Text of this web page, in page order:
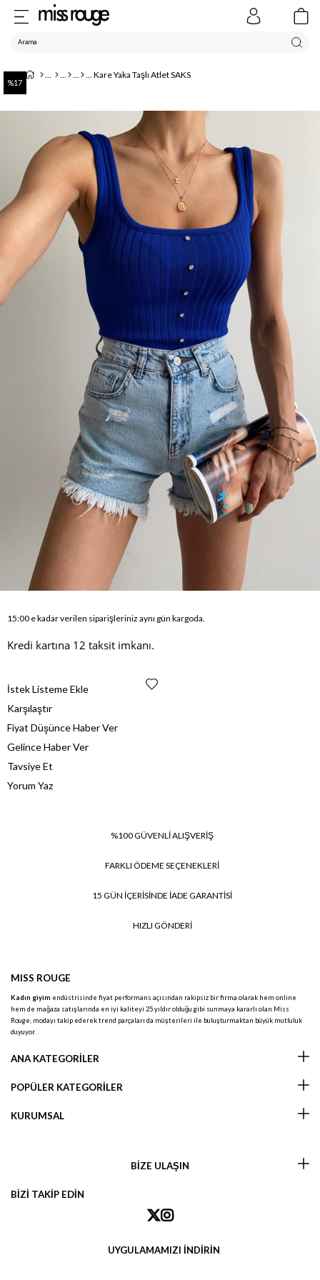
Kare Yaka Taşlı Atlet SAKS
17
15:00 e kadar verilen siparişleriniz aynı gün kargoda.
Kredi kartına 12 taksit imkanı.
İstek Listeme Ekle
Karşılaştır
Fiyat Düşünce Haber Ver
Gelince Haber Ver
Tavsiye Et
Yorum Yaz
%100 GÜVENLİ ALIŞVERİŞ
FARKLI ÖDEME SEÇENEKLERİ
15 GÜN İÇERİSİNDE İADE GARANTİSİ
HIZLI GÖNDERİ
MISS ROUGE
Kadın giyim endüstrisinde fiyat performans açısından rakipsiz bir firma olarak hem online
hem de mağaza satışlarında en iyi kaliteyi 25 yıldır olduğu gibi sunmaya kararlı olan Miss
Rouge, modayı takip ederek trend parçaları da müşterileri ile buluşturmaktan büyük mutluluk
duyuyor.
ANA KATEGORİLER
POPÜLER KATEGORİLER
KURUMSAL
BİZE ULAŞIN
BİZİ TAKİP EDİN
UYGULAMAMIZI İNDİRİN